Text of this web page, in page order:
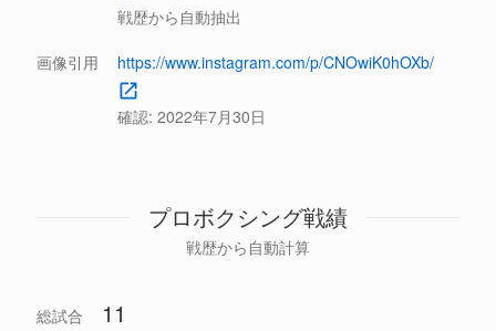
戦歴から自動抽出
画像引用 https://www.instagram.com/p/CNOwiK0hOXb/
確認: 2022年7月30日
プロボクシング戦績
戦歴から自動計算
総試合 11